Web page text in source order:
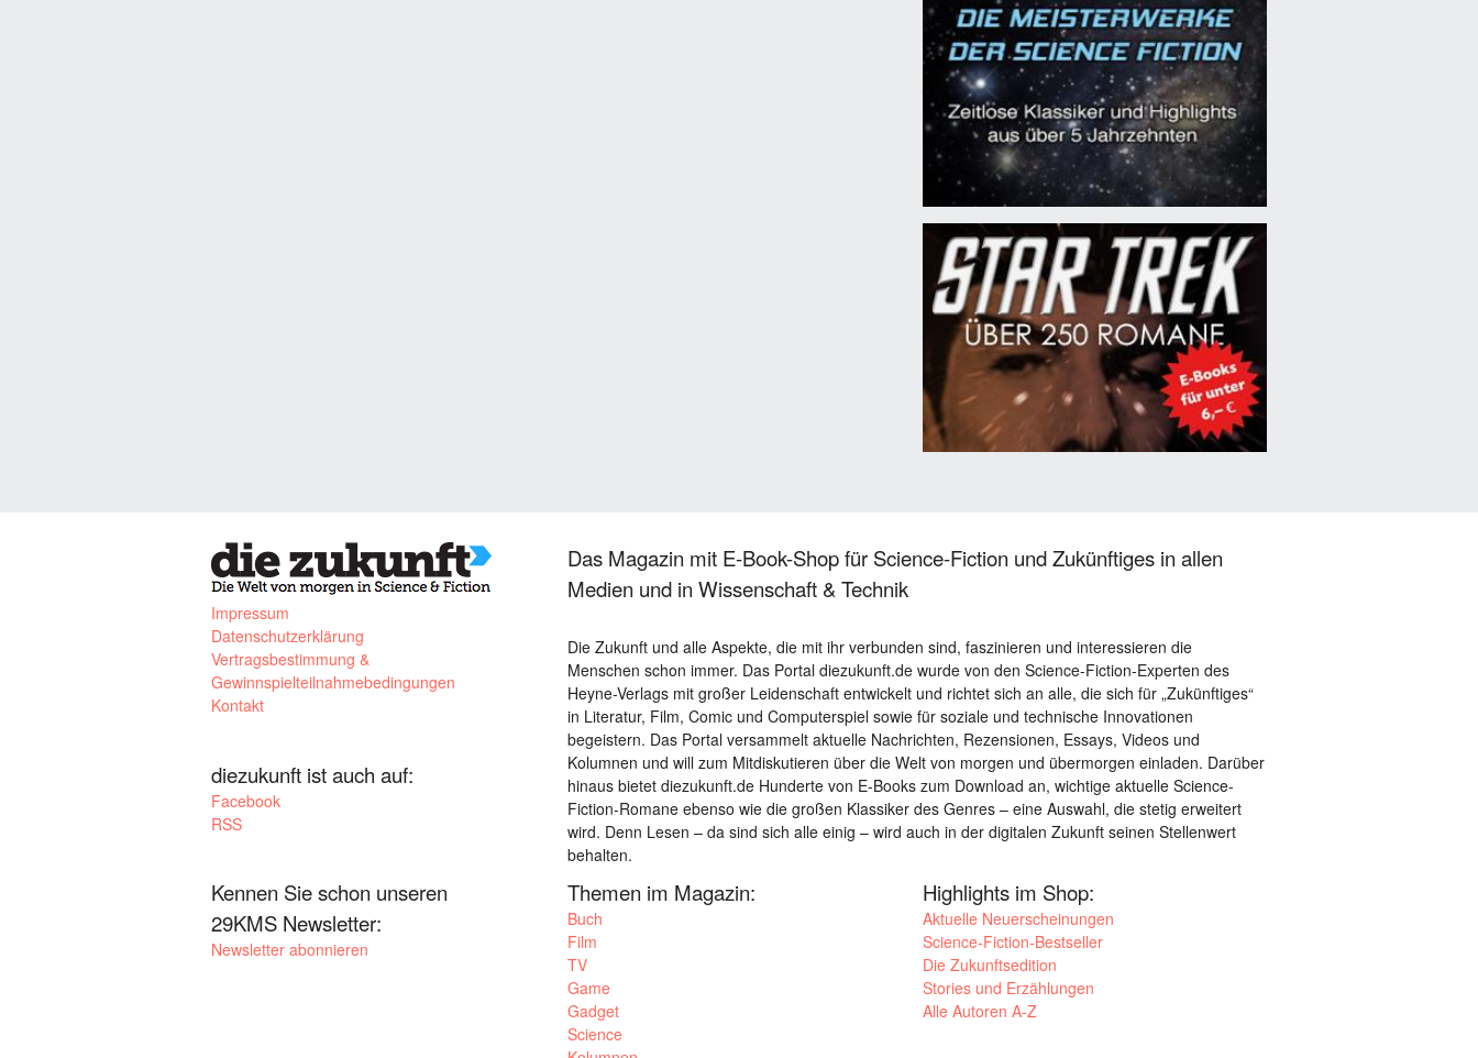
Impressum
Datenschutzerklärung
Vertragsbestimmung &
Gewinnspielteilnahmebedingungen
Kontakt
diezukunft ist auch auf:
Facebook
RSS
Kennen Sie schon unseren
29KMS Newsletter:
Newsletter abonnieren
Das Magazin mit E-Book-Shop für Science-Fiction und Zukünftiges in allen
Medien und in Wissenschaft & Technik
Die Zukunft und alle Aspekte, die mit ihr verbunden sind, faszinieren und interessieren die
Menschen schon immer. Das Portal diezukunft.de wurde von den Science-Fiction-Experten des
Heyne-Verlags mit großer Leidenschaft entwickelt und richtet sich an alle, die sich für „Zukünftiges“
in Literatur, Film, Comic und Computerspiel sowie für soziale und technische Innovationen
begeistern. Das Portal versammelt aktuelle Nachrichten, Rezensionen, Essays, Videos und
Kolumnen und will zum Mitdiskutieren über die Welt von morgen und übermorgen einladen. Darüber
hinaus bietet diezukunft.de Hunderte von E-Books zum Download an, wichtige aktuelle Science-
Fiction-Romane ebenso wie die großen Klassiker des Genres – eine Auswahl, die stetig erweitert
wird. Denn Lesen – da sind sich alle einig – wird auch in der digitalen Zukunft seinen Stellenwert
behalten.
Themen im Magazin:
Buch
Film
TV
Game
Gadget
Science
Highlights im Shop:
Aktuelle Neuerscheinungen
Science-Fiction-Bestseller
Die Zukunftsedition
Stories und Erzählungen
Alle Autoren A-Z